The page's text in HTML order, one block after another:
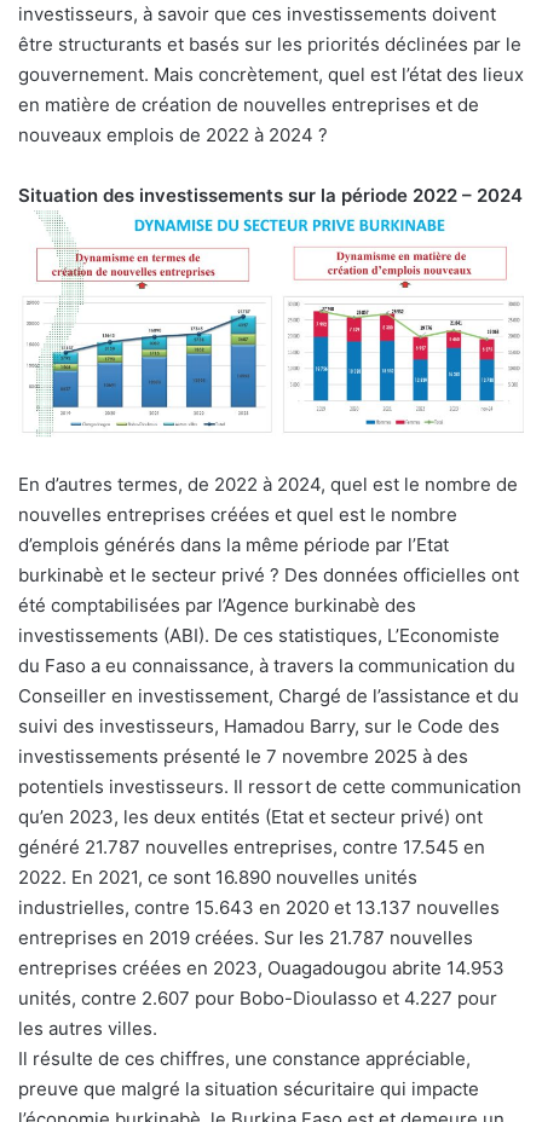
investisseurs, à savoir que ces investissements doivent
être structurants et basés sur les priorités déclinées par le
gouvernement. Mais concrètement, quel est l’état des lieux
en matière de création de nouvelles entreprises et de
nouveaux emplois de 2022 à 2024 ?
Situation des investissements sur la période 2022 – 2024
En d’autres termes, de 2022 à 2024, quel est le nombre de
nouvelles entreprises créées et quel est le nombre
d’emplois générés dans la même période par l’Etat
burkinabè et le secteur privé ? Des données officielles ont
été comptabilisées par l’Agence burkinabè des
investissements (ABI). De ces statistiques, L’Economiste
du Faso a eu connaissance, à travers la communication du
Conseiller en investissement, Chargé de l’assistance et du
suivi des investisseurs, Hamadou Barry, sur le Code des
investissements présenté le 7 novembre 2025 à des
potentiels investisseurs. Il ressort de cette communication
qu’en 2023, les deux entités (Etat et secteur privé) ont
généré 21.787 nouvelles entreprises, contre 17.545 en
2022. En 2021, ce sont 16.890 nouvelles unités
industrielles, contre 15.643 en 2020 et 13.137 nouvelles
entreprises en 2019 créées. Sur les 21.787 nouvelles
entreprises créées en 2023, Ouagadougou abrite 14.953
unités, contre 2.607 pour Bobo-Dioulasso et 4.227 pour
les autres villes.
Il résulte de ces chiffres, une constance appréciable,
preuve que malgré la situation sécuritaire qui impacte